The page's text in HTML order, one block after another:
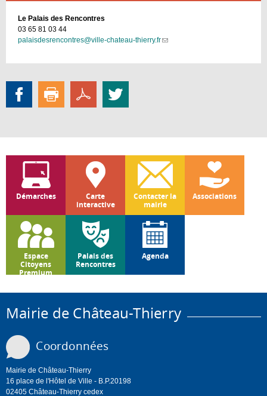
Le Palais des Rencontres
03 65 81 03 44
palaisdesrencontres@ville-chateau-thierry.fr(link
Démarches
Carte
interactive
Contacter la
mairie
Associations
Espace
Citoyens
Premium
Palais des
Rencontres
Agenda
Mairie de Château-Thierry
Coordonnées
Mairie de Château-Thierry
16 place de l'Hôtel de Ville - B.P.20198
02405 Château-Thierry cedex